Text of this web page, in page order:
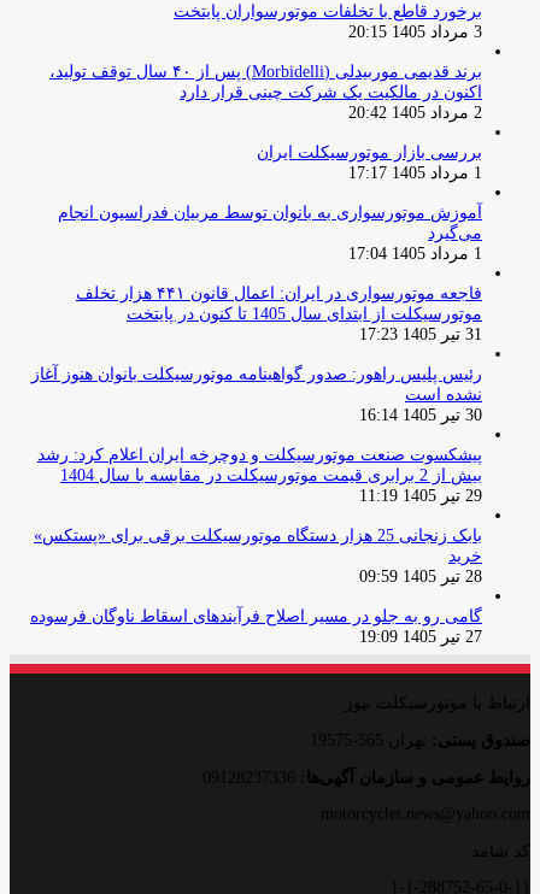
برخورد قاطع با تخلفات موتورسواران پایتخت
3 مرداد 1405 20:15
برند قدیمی موربیدلی (Morbidelli) پس از ۴۰ سال توقف تولید،
اکنون در مالکیت یک شرکت چینی قرار دارد
2 مرداد 1405 20:42
بررسی بازار موتورسیکلت ایران
1 مرداد 1405 17:17
آموزش موتورسواری به بانوان توسط مربیان فدراسیون انجام
می‌گیرد
1 مرداد 1405 17:04
فاجعه موتورسواری در ایران: اعمال قانون ۴۴۱ هزار تخلف
موتورسیکلت از ابتدای سال 1405 تا کنون در پایتخت
31 تیر 1405 17:23
رئیس پلیس راهور: صدور گواهینامه موتورسیکلت بانوان هنوز آغاز
نشده است
30 تیر 1405 16:14
پیشکسوت صنعت موتورسیکلت و دوچرخه ایران اعلام کرد: رشد
بیش از 2 برابری قیمت موتورسیکلت در مقایسه با سال 1404
29 تیر 1405 11:19
بابک زنجانی 25 هزار دستگاه موتورسیکلت برقی برای «پستکس»
خرید
28 تیر 1405 09:59
گامی رو به جلو در مسیر اصلاح فرآیندهای اسقاط ناوگان فرسوده
27 تیر 1405 19:09
ارتباط با موتورسیکلت نیوز
صندوق پستی: تهران 565-19575
روایط عمومی و سازمان آگهی‌ها:
motorcyclet.news@yahoo.com
کد شامد
1-1-288752-65-0-11